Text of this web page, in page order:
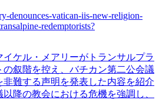
denounces-vatican-iis-new-religion-
redemptorists?
ケル・メアリーがトランサルプラ
叙階を控え、バチカン第二公会議
難する声明を発表した内容を紹介
降の教会における危機を強調し、